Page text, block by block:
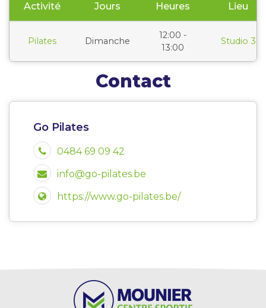
Activité Jours Heures Lieu
Pilates Dimanche
12:00 -
13:00
Studio 3
Contact
Go Pilates
0484 69 09 42
info@go-pilates.be
https://www.go-pilates.be/